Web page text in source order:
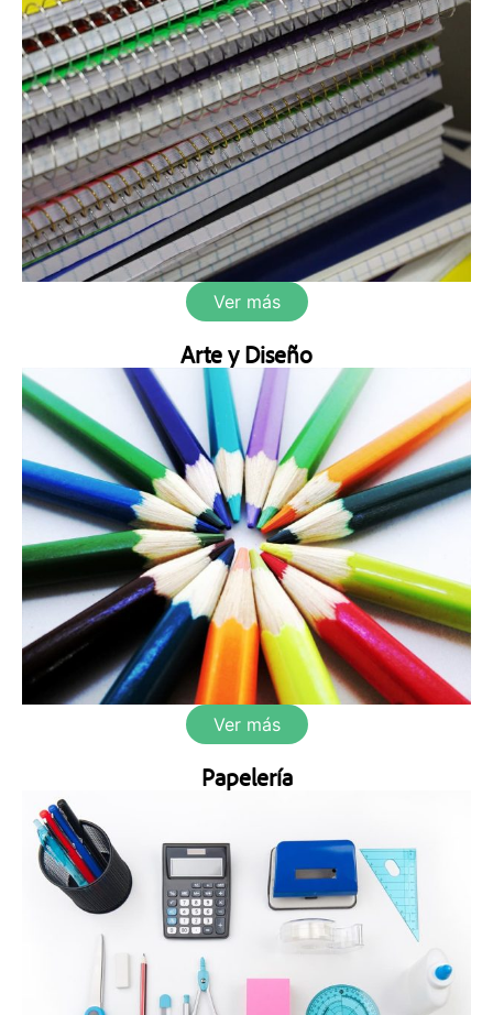
Ver más
Arte y Diseño
Ver más
Papelería